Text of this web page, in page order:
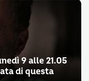
9 alle 21.05
di questa